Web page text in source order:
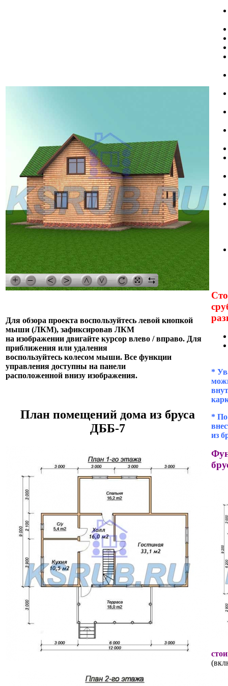
Для обзора проекта воспользуйтесь левой кнопкой
мыши (ЛКМ), зафиксировав ЛКМ
на изображении двигайте курсор влево / вправо. Для
приближения или удаления
воспользуйтесь колесом мыши. Все функции
управления доступны на панели
расположенной внизу изображения.
План помещений дома из бруса
ДББ-7
*
*
из